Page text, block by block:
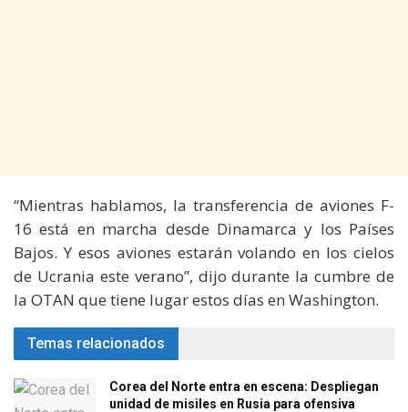
“Mientras hablamos, la transferencia de aviones F-
16 está en marcha desde Dinamarca y los Países
Bajos. Y esos aviones estarán volando en los cielos
de Ucrania este verano”, dijo durante la cumbre de
la OTAN que tiene lugar estos días en Washington.
Temas relacionados
Corea del Norte entra en escena: Despliegan
unidad de misiles en Rusia para ofensiva